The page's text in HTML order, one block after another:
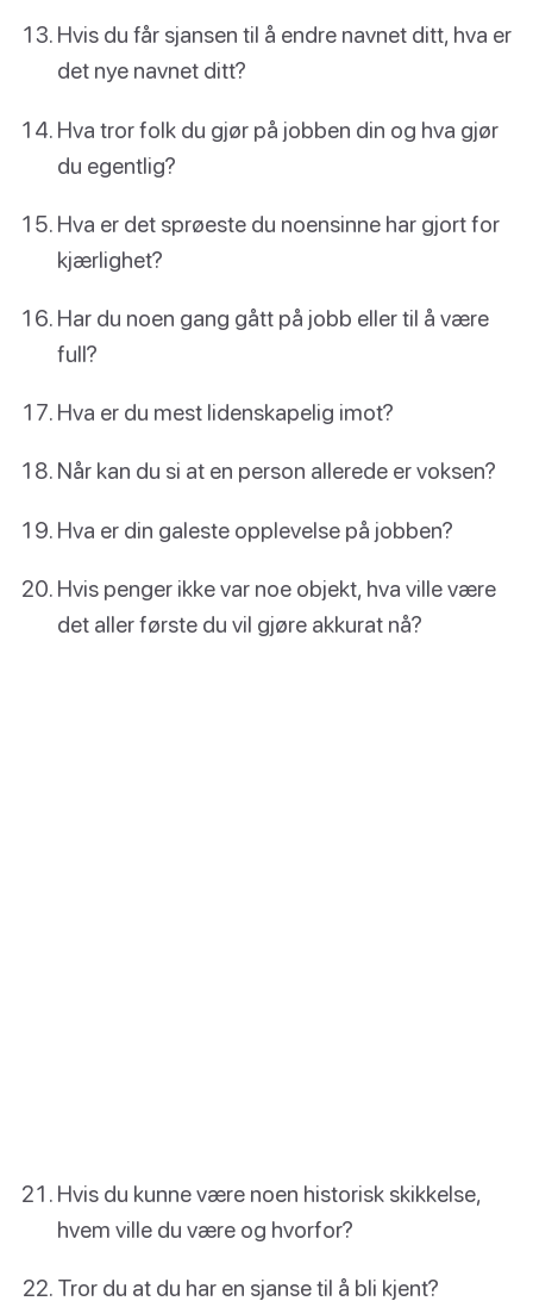
Hvis du får sjansen til å endre navnet ditt, hva er
det nye navnet ditt?
Hva tror folk du gjør på jobben din og hva gjør
du egentlig?
Hva er det sprøeste du noensinne har gjort for
kjærlighet?
Har du noen gang gått på jobb eller til å være
full?
Hva er du mest lidenskapelig imot?
Når kan du si at en person allerede er voksen?
Hva er din galeste opplevelse på jobben?
Hvis penger ikke var noe objekt, hva ville være
det aller første du vil gjøre akkurat nå?
Hvis du kunne være noen historisk skikkelse,
hvem ville du være og hvorfor?
Tror du at du har en sjanse til å bli kjent?